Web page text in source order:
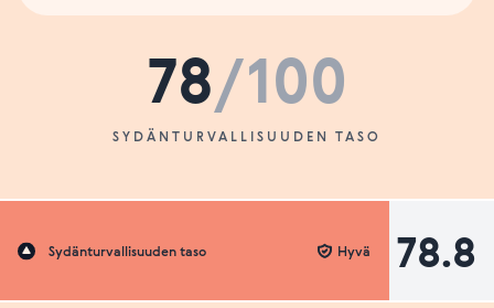
78/100
SYDÄNTURVALLISUUDEN TASO
Sydänturvallisuuden taso 78.8
Hyvä